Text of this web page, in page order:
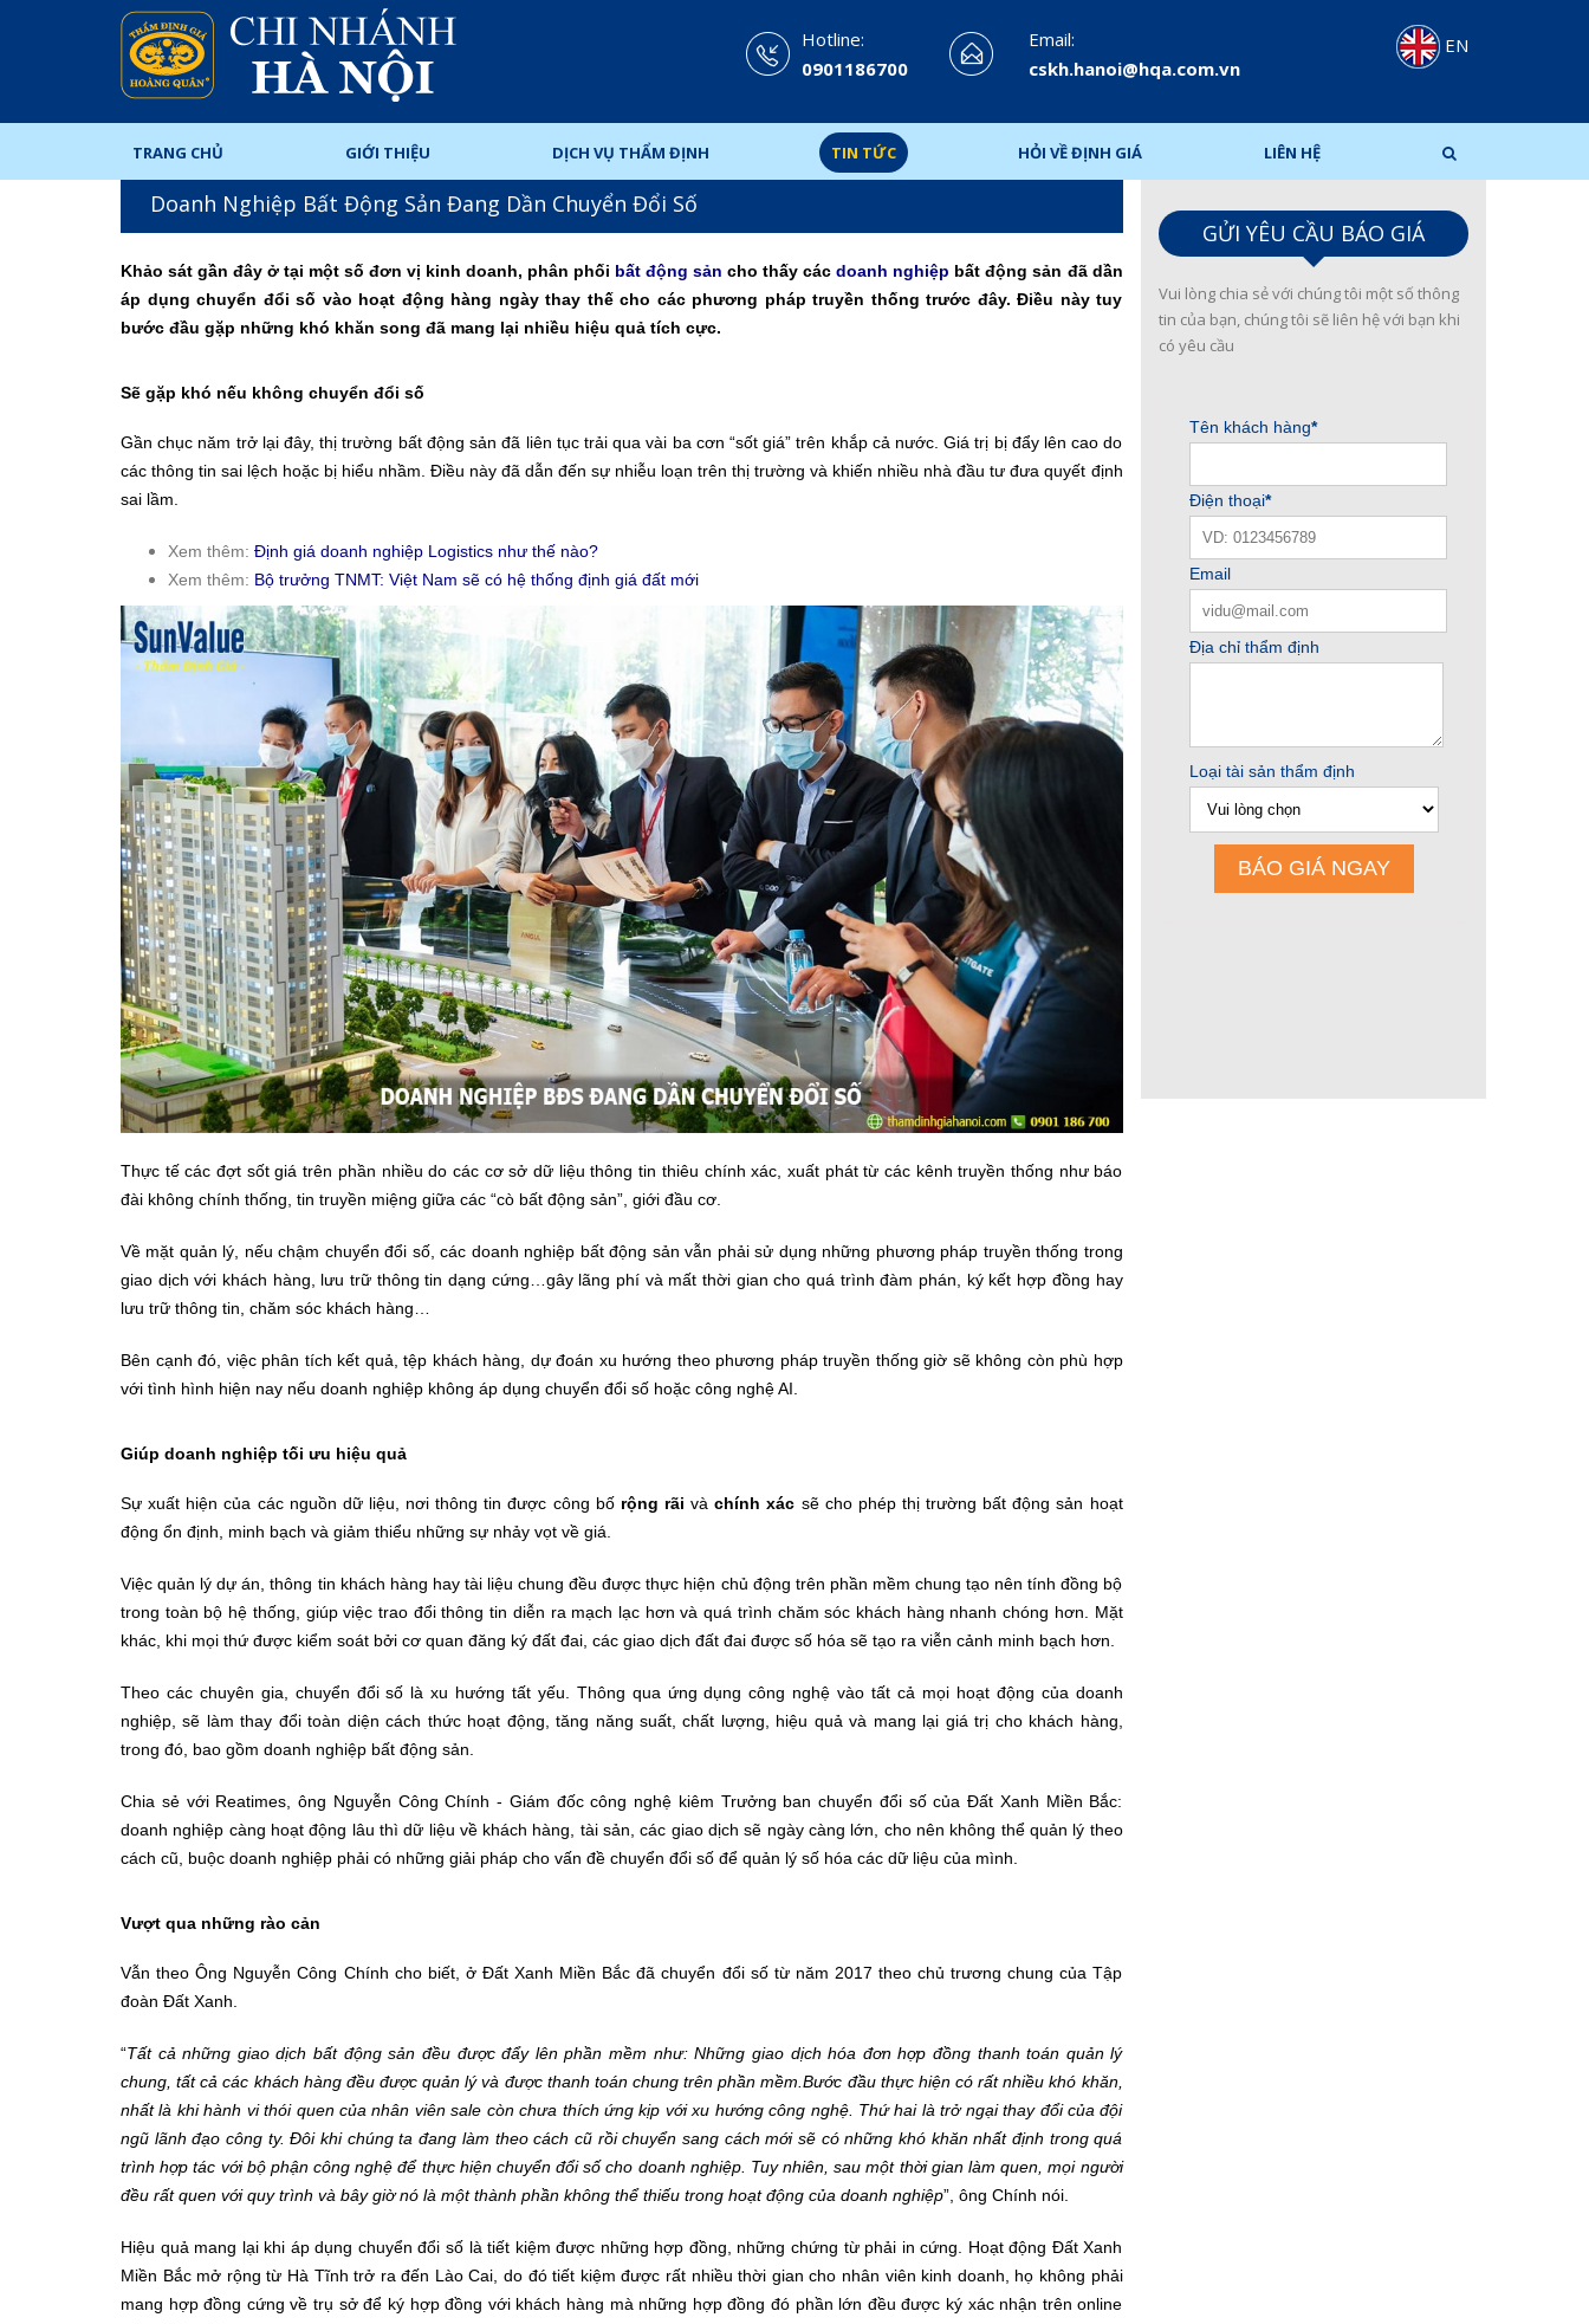
Hotline:
0901186700
Email:
cskh.hanoi@hqa.com.vn
EN
TRANG CHỦ GIỚI THIỆU DỊCH VỤ THẨM ĐỊNH TIN TỨC HỎI VỀ ĐỊNH GIÁ LIÊN HỆ
Doanh Nghiệp Bất Động Sản Đang Dần Chuyển Đổi Số
Khảo sát gần đây ở tại một số đơn vị kinh doanh, phân phối bất động sản cho thấy cácdoanh nghiệp bất động sản đã dần
áp dụng chuyển đổi số vào hoạt động hàng ngày thay thế cho các phương pháp truyền thống trước đây. Điều này tuy
bước đầu gặp những khó khăn song đã mang lại nhiều hiệu quả tích cực.
Sẽ gặp khó nếu không chuyển đổi số
Gần chục năm trở lại đây, thị trường bất động sản đã liên tục trải qua vài ba cơn “sốt giá” trên khắp cả nước. Giá trị bị đẩy lên cao do
các thông tin sai lệch hoặc bị hiểu nhầm. Điều này đã dẫn đến sự nhiễu loạn trên thị trường và khiến nhiều nhà đầu tư đưa quyết định
sai lầm.
Xem thêm: Định giá doanh nghiệp Logistics như thế nào?
Xem thêm: Bộ trưởng TNMT: Việt Nam sẽ có hệ thống định giá đất mới
Thực tế các đợt sốt giá trên phần nhiều do các cơ sở dữ liệu thông tin thiêu chính xác, xuất phát từ các kênh truyền thống như báo
đài không chính thống, tin truyền miệng giữa các “cò bất động sản”, giới đầu cơ.
Về mặt quản lý, nếu chậm chuyển đổi số, các doanh nghiệp bất động sản vẫn phải sử dụng những phương pháp truyền thống trong
giao dịch với khách hàng, lưu trữ thông tin dạng cứng…gây lãng phí và mất thời gian cho quá trình đàm phán, ký kết hợp đồng hay
lưu trữ thông tin, chăm sóc khách hàng…
Bên cạnh đó, việc phân tích kết quả, tệp khách hàng, dự đoán xu hướng theo phương pháp truyền thống giờ sẽ không còn phù hợp
với tình hình hiện nay nếu doanh nghiệp không áp dụng chuyển đổi số hoặc công nghệ AI.
Giúp doanh nghiệp tối ưu hiệu quả
Sự xuất hiện của các nguồn dữ liệu, nơi thông tin được công bố rộng rãi vàchính xác sẽ cho phép thị trường bất động sản hoạt
động ổn định, minh bạch và giảm thiểu những sự nhảy vọt về giá.
Việc quản lý dự án, thông tin khách hàng hay tài liệu chung đều được thực hiện chủ động trên phần mềm chung tạo nên tính đồng bộ
trong toàn bộ hệ thống, giúp việc trao đổi thông tin diễn ra mạch lạc hơn và quá trình chăm sóc khách hàng nhanh chóng hơn. Mặt
khác, khi mọi thứ được kiểm soát bởi cơ quan đăng ký đất đai, các giao dịch đất đai được số hóa sẽ tạo ra viễn cảnh minh bạch hơn.
Theo các chuyên gia, chuyển đổi số là xu hướng tất yếu. Thông qua ứng dụng công nghệ vào tất cả mọi hoạt động của doanh
nghiệp, sẽ làm thay đổi toàn diện cách thức hoạt động, tăng năng suất, chất lượng, hiệu quả và mang lại giá trị cho khách hàng,
trong đó, bao gồm doanh nghiệp bất động sản.
Chia sẻ với Reatimes, ông Nguyễn Công Chính - Giám đốc công nghệ kiêm Trưởng ban chuyển đổi số của Đất Xanh Miền Bắc:
doanh nghiệp càng hoạt động lâu thì dữ liệu về khách hàng, tài sản, các giao dịch sẽ ngày càng lớn, cho nên không thể quản lý theo
cách cũ, buộc doanh nghiệp phải có những giải pháp cho vấn đề chuyển đổi số để quản lý số hóa các dữ liệu của mình.
Vượt qua những rào cản
Vẫn theo Ông Nguyễn Công Chính cho biết, ở Đất Xanh Miền Bắc đã chuyển đổi số từ năm 2017 theo chủ trương chung của Tập
đoàn Đất Xanh.
“Tất cả những giao dịch bất động sản đều được đẩy lên phần mềm như: Những giao dịch hóa đơn hợp đồng thanh toán quản lý
chung, tất cả các khách hàng đều được quản lý và được thanh toán chung trên phần mềm.Bước đầu thực hiện có rất nhiều khó khăn,
nhất là khi hành vi thói quen của nhân viên sale còn chưa thích ứng kịp với xu hướng công nghệ. Thứ hai là trở ngại thay đổi của đội
ngũ lãnh đạo công ty. Đôi khi chúng ta đang làm theo cách cũ rồi chuyển sang cách mới sẽ có những khó khăn nhất định trong quá
trình hợp tác với bộ phận công nghệ để thực hiện chuyển đổi số cho doanh nghiệp. Tuy nhiên, sau một thời gian làm quen, mọi người
đều rất quen với quy trình và bây giờ nó là một thành phần không thể thiếu trong hoạt động của doanh nghiệp”, ông Chính nói.
Hiệu quả mang lại khi áp dụng chuyển đổi số là tiết kiệm được những hợp đồng, những chứng từ phải in cứng. Hoạt động Đất Xanh
Miền Bắc mở rộng từ Hà Tĩnh trở ra đến Lào Cai, do đó tiết kiệm được rất nhiều thời gian cho nhân viên kinh doanh, họ không phải
mang hợp đồng cứng về trụ sở để ký hợp đồng với khách hàng mà những hợp đồng đó phần lớn đều được ký xác nhận trên online
GỬI YÊU CẦU BÁO GIÁ
Vui lòng chia sẻ với chúng tôi một số thông
tin của bạn, chúng tôi sẽ liên hệ với bạn khi
có yêu cầu